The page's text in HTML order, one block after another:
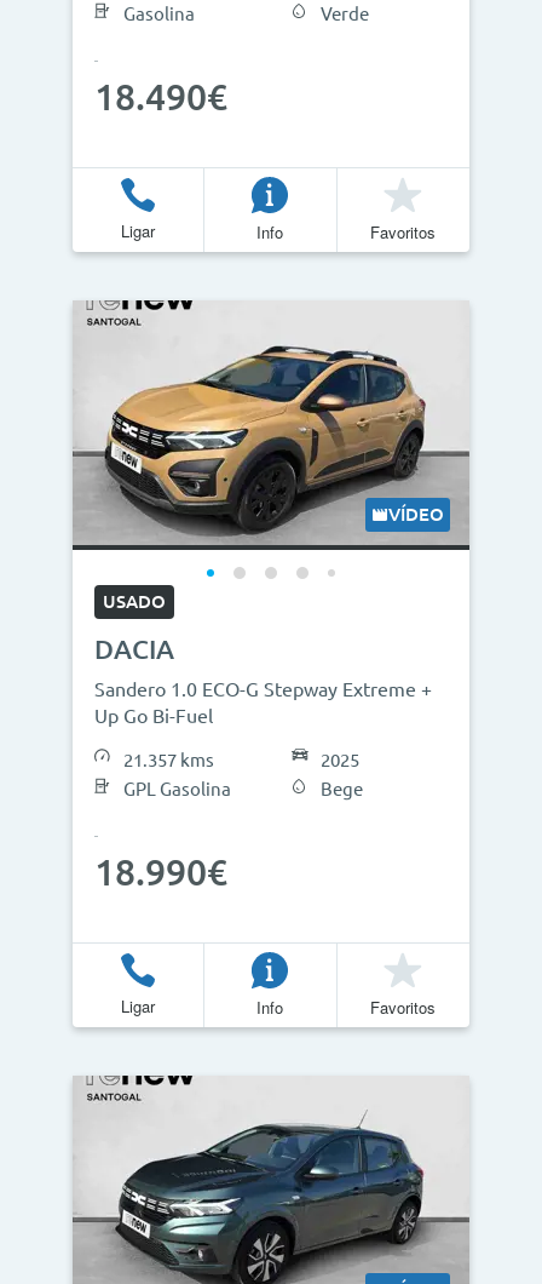
Gasolina
Verde
18.490€
Ligar Info Favoritos
VÍDEO
USADO
DACIA
Sandero 1.0 ECO-G Stepway Extreme +
Up Go Bi-Fuel
21.357 kms
GPL Gasolina
2025
Bege
18.990€
Ligar Info Favoritos